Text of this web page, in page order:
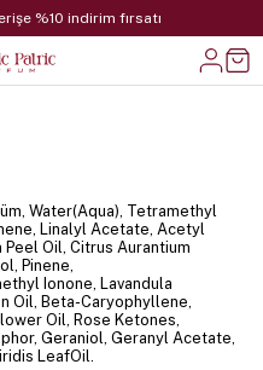
%10 indirim fırsatı
Water(Aqua), Tetramethyl
Linalyl Acetate, Acetyl
Oil, Citrus Aurantium
Pinene,
Ionone, Lavandula
Oil, Beta-Caryophyllene,
Oil, Rose Ketones,
Geraniol, Geranyl Acetate,
LeafOil.